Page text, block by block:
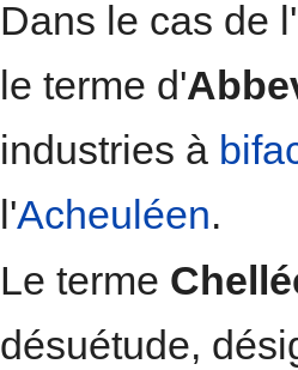
Dans le cas de
le terme d'
industries à
l'Acheuléen.
Le terme
désuétude,